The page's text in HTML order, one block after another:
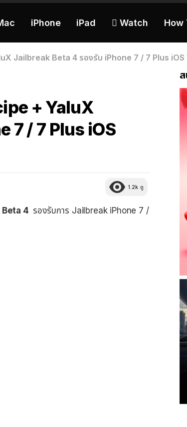
iPhone iPad  Watch How
Jailbreak Beta 4 รองรับ iPhone 7 / 7 Plus iOS
+ YaluX
7 / 7 Plus iOS
1.2k ดู
4 รองรับการ Jailbreak iPhone 7 /